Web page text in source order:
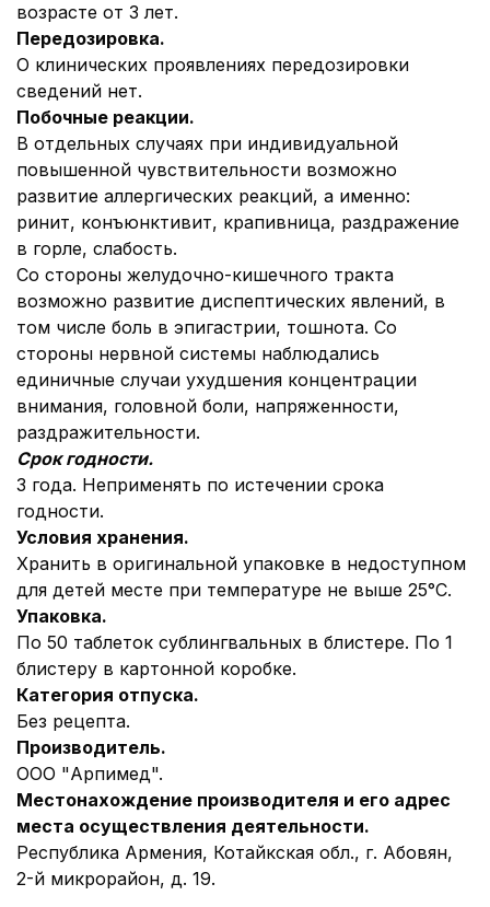
возрасте от 3 лет.
Передозировка.
О клинических проявлениях передозировки
сведений нет.
Побочные реакции.
В отдельных случаях при индивидуальной
повышенной чувствительности возможно
развитие аллергических реакций, а именно:
ринит, конъюнктивит, крапивница, раздражение
в горле, слабость.
Со стороны желудочно-кишечного тракта
возможно развитие диспептических явлений, в
том числе боль в эпигастрии, тошнота. Со
стороны нервной системы наблюдались
единичные случаи ухудшения концентрации
внимания, головной боли, напряженности,
раздражительности.
Срок годности.
3 года. Неприменять по истечении срока
годности.
Условия хранения.
Хранить в оригинальной упаковке в недоступном
для детей месте при температуре не выше 25°С.
Упаковка.
По 50 таблеток сублингвальных в блистере. По 1
блистеру в картонной коробке.
Категория отпуска.
Без рецепта.
Производитель.
ООО "Арпимед".
Местонахождение производителя и его адрес
места осуществления деятельности.
Республика Армения, Котайкская обл., г. Абовян,
2-й микрорайон, д. 19.